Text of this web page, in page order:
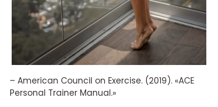
– American Council on Exercise. (2019). «ACE
Personal Trainer Manual.»